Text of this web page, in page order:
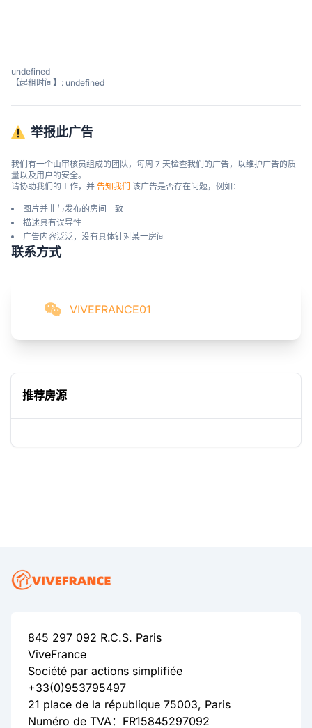
undefined
【起租时间】: undefined
举报此广告
我们有一个由审核员组成的团队，每周 7 天检查我们的广告，以维护广告的质
量以及用户的安全。
请协助我们的工作，并 告知我们 该广告是否存在问题，例如：
图片并非与发布的房间一致
描述具有误导性
广告内容泛泛，没有具体针对某一房间
联系方式
VIVEFRANCE01
推荐房源
845 297 092 R.C.S. Paris
ViveFrance
Société par actions simplifiée
+33(0)953795497
21 place de la république 75003, Paris
Numéro de TVA：FR15845297092